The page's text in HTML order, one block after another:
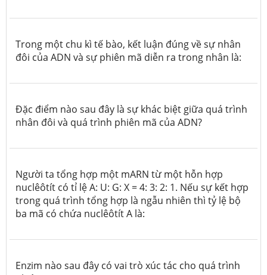
Trong một chu kì tế bào, kết luận đúngvề sự nhân
đôi của ADN và sự phiên mã diễn ra trong nhân là:
Đặc điểm nào sau đây là sự khác biệt giữa quá trình
nhân đôi và quá trình phiên mã của ADN?
Người ta tổng hợp một mARN từ một hỗn hợp
nuclêôtít có tỉ lệ A: U: G: X = 4: 3: 2: 1. Nếu sự kết hợp
trong quá trình tổng hợp là ngẫu nhiên thì tỷ lệ bộ
ba mã có chứa nuclêôtít A là:
Enzim nào sau đây có vai trò xúc tác cho quá trình